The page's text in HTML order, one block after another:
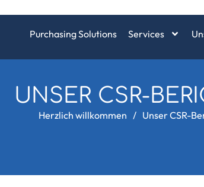
Purchasing Solutions Services
UNSER CSR-
Herzlich willkommen / Unser CSR-